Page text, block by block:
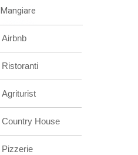
Mangiare
Airbnb
Ristoranti
Agriturist
Country House
Pizzerie